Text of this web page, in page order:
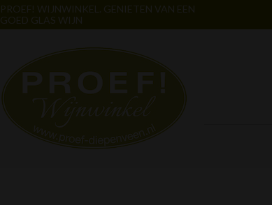
PROEF! WIJNWINKEL. GENIETEN VAN EEN
GOED GLAS WIJN